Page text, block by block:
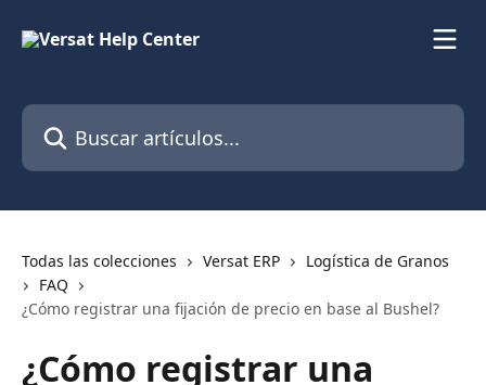
Buscar artículos...
Todas las colecciones Versat ERP
Logística de Granos
FAQ
¿Cómo registrar una fijación de precio en base al Bushel?
¿Cómo registrar una